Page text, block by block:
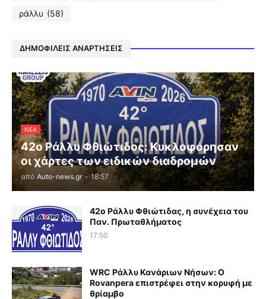
ράλλυ (58)
ΔΗΜΟΦΙΛΕΙΣ ΑΝΑΡΤΗΣΕΙΣ
ΝΕΑ
42ο Ράλλυ Φθιώτιδος: Κυκλοφόρησαν
οι χάρτες των ειδικών διαδρομών
από Auto-news.gr - 18:57
42ο Ράλλυ Φθιώτιδας, η συνέχεια του
Παν. Πρωταθλήματος
17:50
WRC Ράλλυ Κανάριων Νήσων: O
Rovanpera επιστρέφει στην κορυφή με
θρίαμβο